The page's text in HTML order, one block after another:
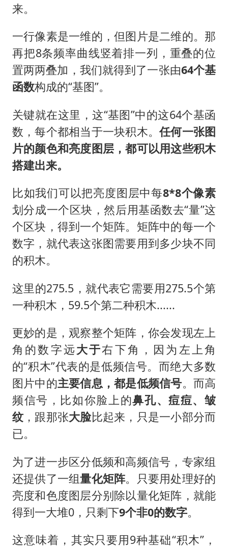
来。
一行像素是一维的，但图片是二维的。那
再把8条频率曲线竖着排一列，重叠的位
置两两叠加，我们就得到了一张由64个基
函数构成的“基图”。
关键就在这里，这“基图”中的这64个基函
数，每个都相当于一块积木。任何一张图
片的颜色和亮度图层，都可以用这些积木
搭建出来。
比如我们可以把亮度图层中每8*8个像素
划分成一个区块，然后用基函数去“量”这
个区块，得到一个矩阵。矩阵中的每一个
数字，就代表这张图需要用到多少块不同
的积木。
这里的275.5，就代表它需要用275.5个第
一种积木，59.5个第二种积木......
更妙的是，观察整个矩阵，你会发现左上
角的数字远大于右下角，因为左上角
的“积木”代表的是低频信号。而绝大多数
图片中的主要信息，都是低频信号。而高
频信号，比如你脸上的鼻孔、痘痘、皱
纹 ，跟那张大脸比起来，只是一小部分而
已。
为了进一步区分低频和高频信号，专家组
还提供了一组量化矩阵。只要用处理好的
亮度和色度图层分别除以量化矩阵，就能
得到一大堆0，只剩下9个非0的数字。
这意味着，其实只要用9种基础“积木”，